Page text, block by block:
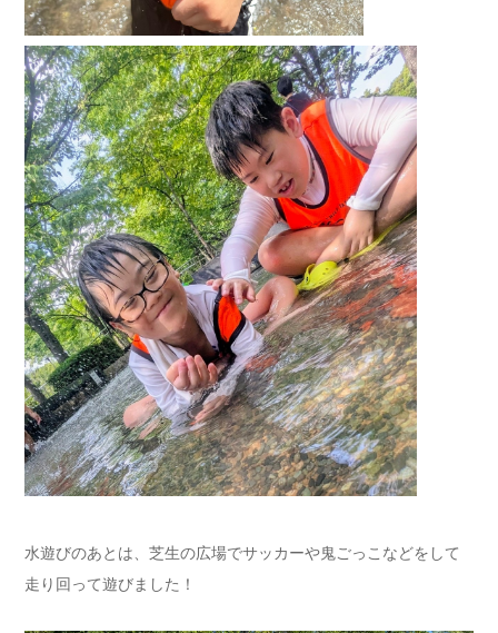
水遊びのあとは、芝生の広場でサッカーや鬼ごっこなどをして
走り回って遊びました！